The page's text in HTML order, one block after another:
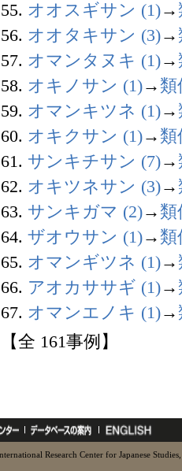
55. オオスギサン (1)→
56. オオタキサン (3)→
57. オマンタヌキ (1)→
58. オキノサン (1)→ 類
59. オマンキツネ (1)→
60. オキクサン (1)→ 類
61. サンキチサン (7)→
62. オキツネサン (3)→
63. サンキガマ (2)→ 類
64. ザオウサン (1)→ 類
65. オマンギツネ (1)→
66. アオカササギ (1)→
67. オマンエノキ (1)→
【全 161事例】
Research Center for Japanese